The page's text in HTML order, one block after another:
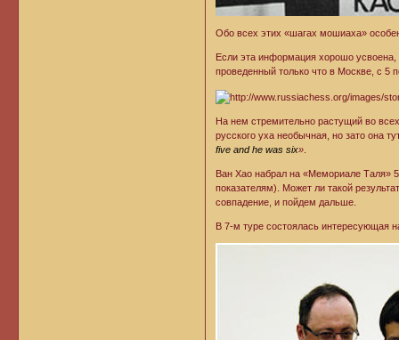
Обо всех этих «шагах мошиаха»
Если эта информация хорошо
проведенный только что в Москве, с 5
На нем стремительно растущий во
русского уха необычная, но зато она
five and he was six»
Ван Хао набрал на «Мемориале Таля»
показателям). Может ли такой
совпадение, и пойдем дальше.
В 7-м туре состоялась интересующая